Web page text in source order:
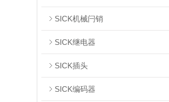
SICK机械闩销
SICK继电器
SICK插头
SICK编码器